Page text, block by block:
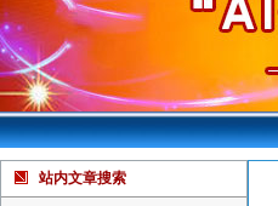
站内文章搜索